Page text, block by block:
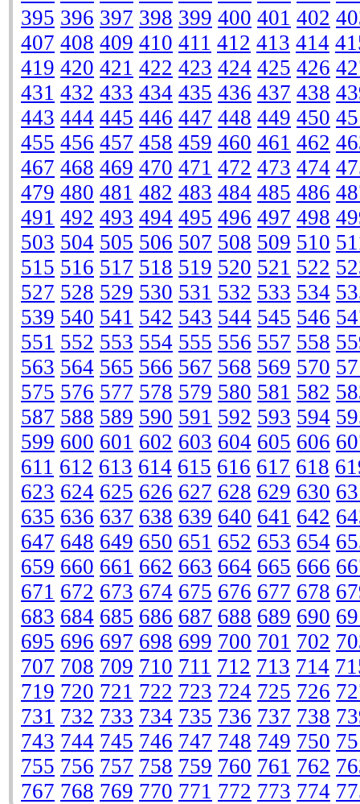
395 396 397 398 399 400 401 402
407 408 409 410 411 412 413 414
419 420 421 422 423 424 425 426
431 432 433 434 435 436 437 438
443 444 445 446 447 448 449 450
455 456 457 458 459 460 461 462
467 468 469 470 471 472 473 474
479 480 481 482 483 484 485 486
491 492 493 494 495 496 497 498
503 504 505 506 507 508 509 510
515 516 517 518 519 520 521 522
527 528 529 530 531 532 533 534
539 540 541 542 543 544 545 546
551 552 553 554 555 556 557 558
563 564 565 566 567 568 569 570
575 576 577 578 579 580 581 582
587 588 589 590 591 592 593 594
599 600 601 602 603 604 605 606
611 612 613 614 615 616 617 618
623 624 625 626 627 628 629 630
635 636 637 638 639 640 641 642
647 648 649 650 651 652 653 654
659 660 661 662 663 664 665 666
671 672 673 674 675 676 677 678
683 684 685 686 687 688 689 690
695 696 697 698 699 700 701 702
707 708 709 710 711 712 713 714
719 720 721 722 723 724 725 726
731 732 733 734 735 736 737 738
743 744 745 746 747 748 749 750
755 756 757 758 759 760 761 762
767 768 769 770 771 772 773 774